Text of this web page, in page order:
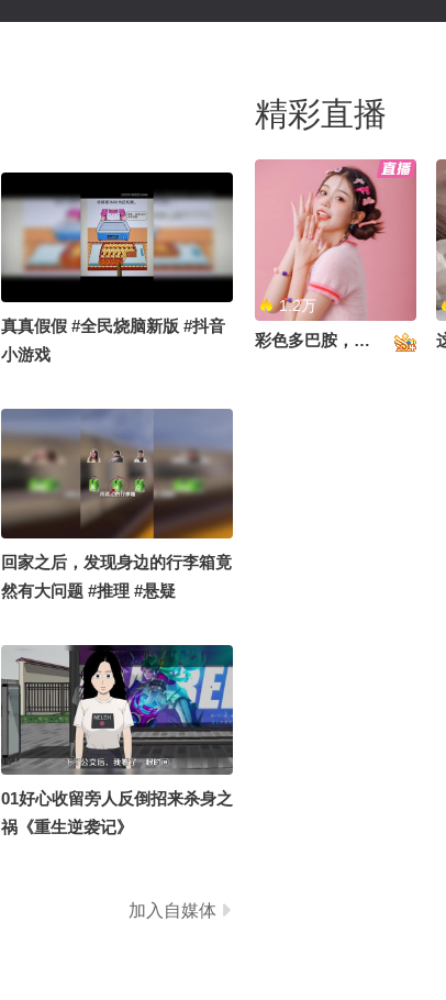
真真假假 #全民烧脑新版 #抖音
小游戏
回家之后，发现身边的行李箱竟
然有大问题 #推理 #悬疑
01好心收留旁人反倒招来杀身之
祸《重生逆袭记》
加入自媒体
精彩直播
1.2万
彩色多巴胺，甜到心里啦！